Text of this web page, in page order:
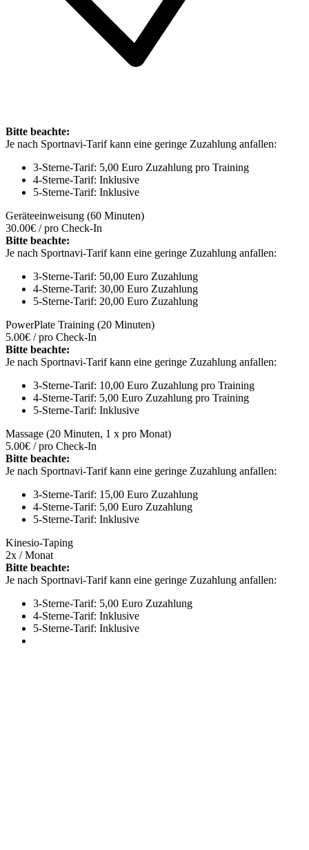
Bitte beachte:
Je nach Sportnavi-Tarif kann eine geringe Zuzahlung anfallen:
3-Sterne-Tarif: 5,00 Euro Zuzahlung pro Training
4-Sterne-Tarif: Inklusive
5-Sterne-Tarif: Inklusive
Geräteeinweisung (60 Minuten)
30.00€ / pro Check-In
Bitte beachte:
Je nach Sportnavi-Tarif kann eine geringe Zuzahlung anfallen:
3-Sterne-Tarif: 50,00 Euro Zuzahlung
4-Sterne-Tarif: 30,00 Euro Zuzahlung
5-Sterne-Tarif: 20,00 Euro Zuzahlung
PowerPlate Training (20 Minuten)
5.00€ / pro Check-In
Bitte beachte:
Je nach Sportnavi-Tarif kann eine geringe Zuzahlung anfallen:
3-Sterne-Tarif: 10,00 Euro Zuzahlung pro Training
4-Sterne-Tarif: 5,00 Euro Zuzahlung pro Training
5-Sterne-Tarif: Inklusive
Massage (20 Minuten, 1 x pro Monat)
5.00€ / pro Check-In
Bitte beachte:
Je nach Sportnavi-Tarif kann eine geringe Zuzahlung anfallen:
3-Sterne-Tarif: 15,00 Euro Zuzahlung
4-Sterne-Tarif: 5,00 Euro Zuzahlung
5-Sterne-Tarif: Inklusive
Kinesio-Taping
2x / Monat
Bitte beachte:
Je nach Sportnavi-Tarif kann eine geringe Zuzahlung anfallen:
3-Sterne-Tarif: 5,00 Euro Zuzahlung
4-Sterne-Tarif: Inklusive
5-Sterne-Tarif: Inklusive